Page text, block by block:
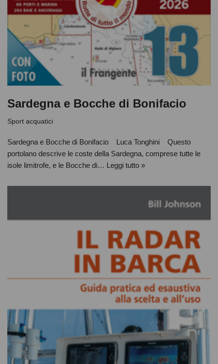
Sardegna e Bocche di Bonifacio
Sport acquatici
Sardegna e Bocche di Bonifacio Luca Tonghini Questo
portolano descrive le coste della Sardegna, comprese tutte le
isole limitrofe, e le Bocche di… Leggi tutto »